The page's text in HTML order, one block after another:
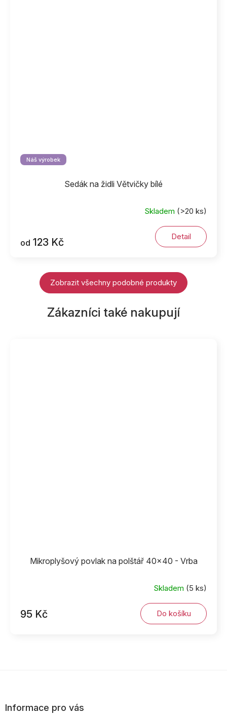
Náš výrobek
Sedák na židli Větvičky bílé
Skladem (>20 ks)
od 123 Kč Detail
Zobrazit všechny podobné produkty
Zákazníci také nakupují
Mikroplyšový povlak na polštář 40x40 - Vrba
Skladem (5 ks)
95 Kč Do košíku
pInformace pro vás